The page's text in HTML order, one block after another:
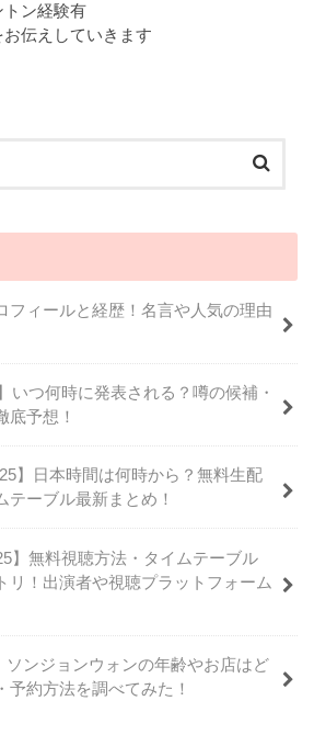
ン経験有
伝えしていきます
フィールと経歴！名言や人気の理由
いつ何時に発表される？噂の候補・
底予想！
】日本時間は何時から？無料生配
ーブル最新まとめ！
】無料視聴方法・タイムテーブル
リ！出演者や視聴プラットフォーム
ソンジョンウォンの年齢やお店はど
予約方法を調べてみた！